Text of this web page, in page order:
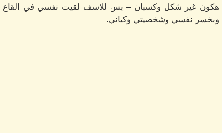
هكون غير شكل وكسبان – بس للاسف لقيت نفسي في القاع
وبخسر نفسي وشخصيتي وكياني.